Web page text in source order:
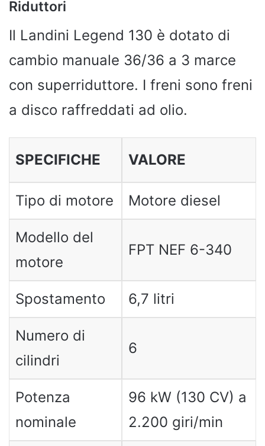
Riduttori
Il Landini Legend 130 è dotato di
cambio manuale 36/36 a 3 marce
con superriduttore. I freni sono freni
a disco raffreddati ad olio.
SPECIFICHE VALORE
Tipo di motore Motore diesel
Modello del
motore
FPT NEF 6-340
Spostamento 6,7 litri
Numero di
cilindri
6
Potenza
nominale
96 kW (130 CV) a
2.200 giri/min